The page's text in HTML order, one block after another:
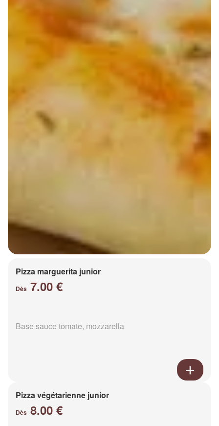
Pizza marguerita junior
Dès 7.00 €
Base sauce tomate, mozzarella
Pizza végétarienne junior
Dès 8.00 €